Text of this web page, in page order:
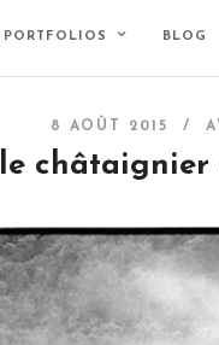
PORTFOLIOS BLOG
8 AOÛT 2015 /
le châtaignier